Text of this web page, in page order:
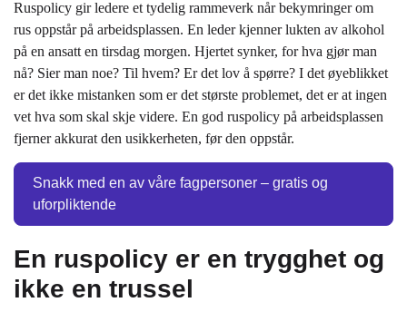
Ruspolicy gir ledere et tydelig rammeverk når bekymringer om
rus oppstår på arbeidsplassen. En leder kjenner lukten av alkohol
på en ansatt en tirsdag morgen. Hjertet synker, for hva gjør man
nå? Sier man noe? Til hvem? Er det lov å spørre? I det øyeblikket
er det ikke mistanken som er det største problemet, det er at ingen
vet hva som skal skje videre. En god ruspolicy på arbeidsplassen
fjerner akkurat den usikkerheten, før den oppstår.
Snakk med en av våre fagpersoner – gratis og
uforpliktende
En ruspolicy er en trygghet og
ikke en trussel